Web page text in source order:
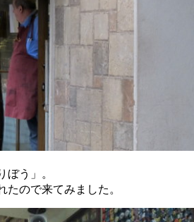
う」。
ので来てみました。